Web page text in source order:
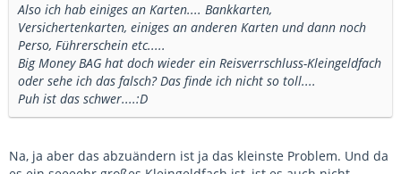
Also ich hab einiges an Karten.... Bankkarten,
Versichertenkarten, einiges an anderen Karten und dann noch
Perso, Führerschein etc.....
Big Money BAG hat doch wieder ein Reisverrschluss-Kleingeldfach
oder sehe ich das falsch? Das finde ich nicht so toll....
Puh ist das schwer....:D
Na, ja aber das abzuändern ist ja das kleinste Problem. Und da